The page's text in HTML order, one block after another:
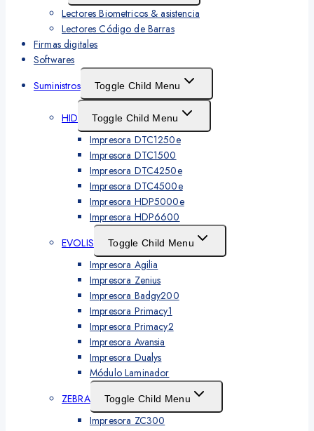
Lectores Biometricos & asistencia
Lectores Código de Barras
Firmas digitales
Softwares
Suministros
Toggle Child Menu
HID Toggle Child Menu
Impresora DTC1250e
Impresora DTC1500
Impresora DTC4250e
Impresora DTC4500e
Impresora HDP5000e
Impresora HDP6600
EVOLIS
Toggle Child Menu
Impresora Agilia
Impresora Zenius
Impresora Badgy200
Impresora Primacy1
Impresora Primacy2
Impresora Avansia
Impresora Dualys
Módulo Laminador
ZEBRA
Toggle Child Menu
Impresora ZC300